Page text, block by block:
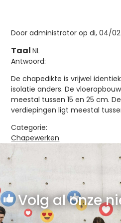
Dooradministrator op di, 04/
TaalNL
Antwoord:
De chapedikte is vrijwel
isolatie anders. De
meestal tussen 15 en 25 cm.
verdiepingen ligt meestal
Categorie:
Chapewerken
Volg al onze